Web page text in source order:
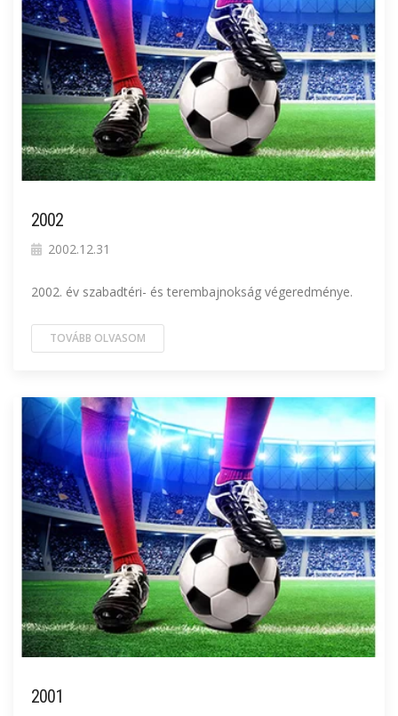
2002
2002.12.31
2002. év szabadtéri- és terembajnokság végeredménye.
TOVÁBB OLVASOM
2001